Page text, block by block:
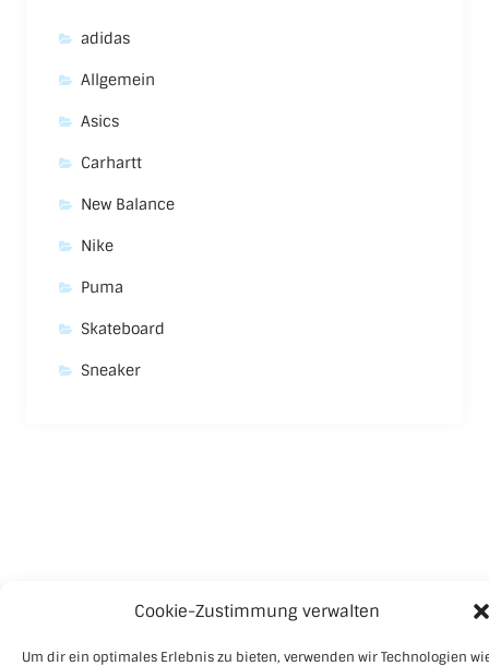
Cookie-Zustimmung verwalten
Um dir ein optimales Erlebnis zu bieten, verwenden wir Technologien
adidas
Allgemein
Asics
Carhartt
New Balance
Nike
Puma
Skateboard
Sneaker